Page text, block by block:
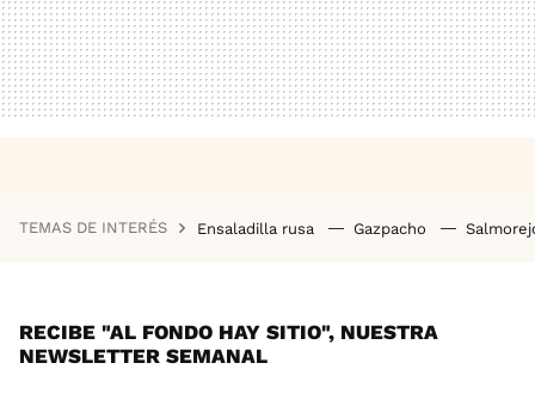
TEMAS DE INTERÉS Ensaladilla rusa Gazpacho
RECIBE "AL FONDO HAY SITIO", NUESTRA
NEWSLETTER SEMANAL